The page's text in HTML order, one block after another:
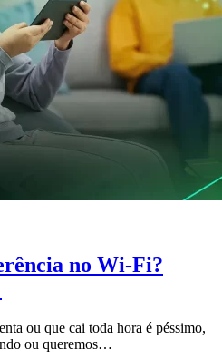
no Wi-Fi?
ou que cai toda hora é péssimo,
ou queremos…